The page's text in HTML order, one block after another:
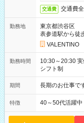
交通費 交通費
勤務地
東京都渋谷区
表参道駅から徒
VALENTINO
勤務時間
10:30～20:30 実働7.5時間／休憩1.5時間 営業時間に合わせた
シフト制
期間 長期のお仕事で
特徴 40～50代活躍中